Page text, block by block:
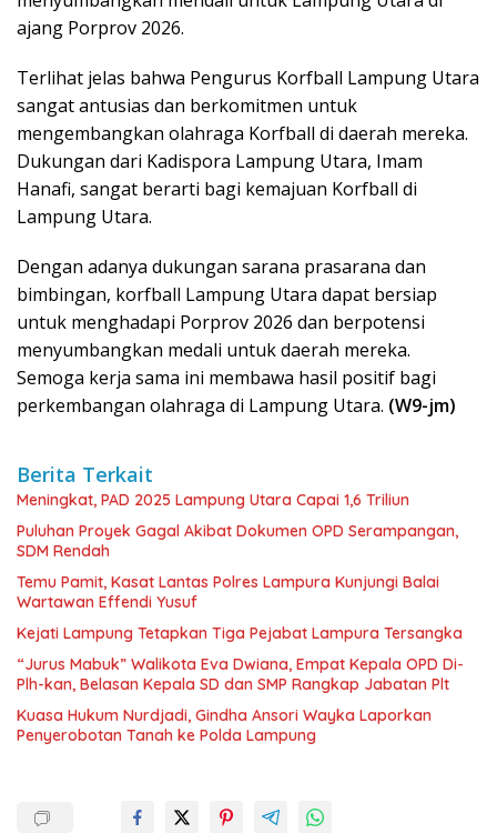
ajang Porprov 2026.
Terlihat jelas bahwa Pengurus Korfball Lampung Utara
sangat antusias dan berkomitmen untuk
mengembangkan olahraga Korfball di daerah mereka.
Dukungan dari Kadispora Lampung Utara, Imam
Hanafi, sangat berarti bagi kemajuan Korfball di
Lampung Utara.
Dengan adanya dukungan sarana prasarana dan
bimbingan, korfball Lampung Utara dapat bersiap
untuk menghadapi Porprov 2026 dan berpotensi
menyumbangkan medali untuk daerah mereka.
Semoga kerja sama ini membawa hasil positif bagi
perkembangan olahraga di Lampung Utara. (W9-jm)
Berita Terkait
Meningkat, PAD 2025 Lampung Utara Capai 1,6 Triliun
Puluhan Proyek Gagal Akibat Dokumen OPD Serampangan,
SDM Rendah
Temu Pamit, Kasat Lantas Polres Lampura Kunjungi Balai
Wartawan Effendi Yusuf
Kejati Lampung Tetapkan Tiga Pejabat Lampura Tersangka
“Jurus Mabuk” Walikota Eva Dwiana, Empat Kepala OPD Di-
Plh-kan, Belasan Kepala SD dan SMP Rangkap Jabatan Plt
Kuasa Hukum Nurdjadi, Gindha Ansori Wayka Laporkan
Penyerobotan Tanah ke Polda Lampung